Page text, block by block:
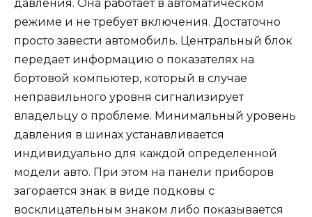
давления. Она работает в автоматическом
режиме и не требует включения. Достаточно
просто завести автомобиль. Центральный блок
передает информацию о показателях на
бортовой компьютер, который в случае
неправильного уровня сигнализирует
владельцу о проблеме. Минимальный уровень
давления в шинах устанавливается
индивидуально для каждой определенной
модели авто. При этом на панели приборов
загорается знак в виде подковы с
восклицательным знаком либо показывается